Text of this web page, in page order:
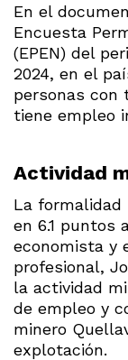
En el
Encuesta
(EPEN) del
2024, en el
personas con
tiene empleo
Actividad
La formalidad
en 6.1 puntos
economista y
profesional,
la actividad
de empleo y
minero
explotación.